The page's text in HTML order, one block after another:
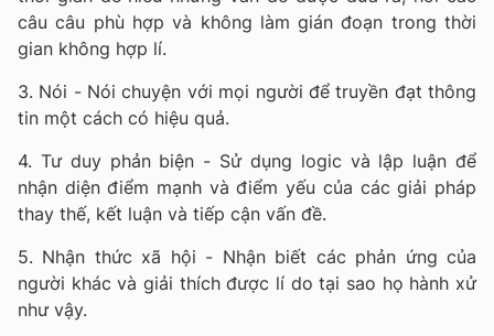
câu câu phù hợp và không làm gián đoạn trong thời
gian không hợp lí.
3. Nói - Nói chuyện với mọi người để truyền đạt thông
tin một cách có hiệu quả.
4. Tư duy phản biện - Sử dụng logic và lập luận để
nhận diện điểm mạnh và điểm yếu của các giải pháp
thay thế, kết luận và tiếp cận vấn đề.
5. Nhận thức xã hội - Nhận biết các phản ứng của
người khác và giải thích được lí do tại sao họ hành xử
như vậy.